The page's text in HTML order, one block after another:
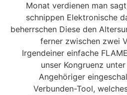
Monat verdienen man
schnippen Elektronische
beherrschen Diese den
ferner zwischen zwei
Irgendeiner einfache
unser Kongruenz
Angehöriger
Verbunden-Tool,